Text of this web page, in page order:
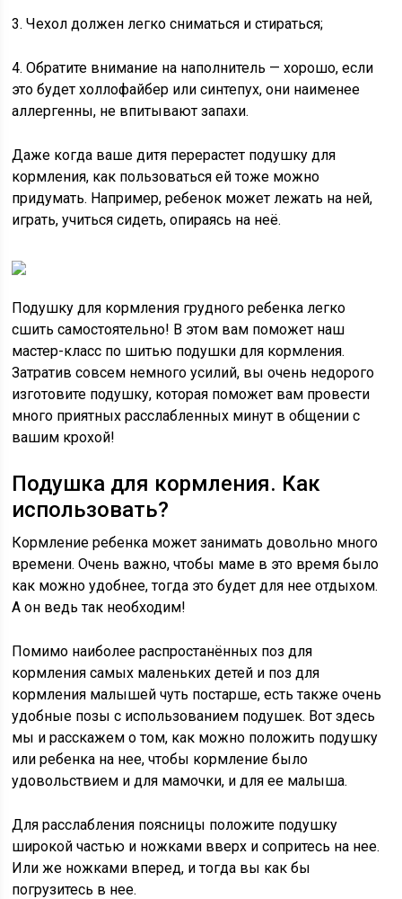
3. Чехол должен легко сниматься и стираться;
4. Обратите внимание на наполнитель — хорошо, если
это будет холлофайбер или синтепух, они наименее
аллергенны, не впитывают запахи.
Даже когда ваше дитя перерастет подушку для
кормления, как пользоваться ей тоже можно
придумать. Например, ребенок может лежать на ней,
играть, учиться сидеть, опираясь на неё.
Подушку для кормления грудного ребенка легко
сшить самостоятельно! В этом вам поможет наш
мастер-класс по шитью подушки для кормления.
Затратив совсем немного усилий, вы очень недорого
изготовите подушку, которая поможет вам провести
много приятных расслабленных минут в общении с
вашим крохой!
Подушка для кормления. Как
использовать?
Кормление ребенка может занимать довольно много
времени. Очень важно, чтобы маме в это время было
как можно удобнее, тогда это будет для нее отдыхом.
А он ведь так необходим!
Помимо наиболее распростанённых поз для
кормления самых маленьких детей и поз для
кормления малышей чуть постарше, есть также очень
удобные позы с использованием подушек. Вот здесь
мы и расскажем о том, как можно положить подушку
или ребенка на нее, чтобы кормление было
удовольствием и для мамочки, и для ее малыша.
Для расслабления поясницы положите подушку
широкой частью и ножками вверх и сопритесь на нее.
Или же ножками вперед, и тогда вы как бы
погрузитесь в нее.